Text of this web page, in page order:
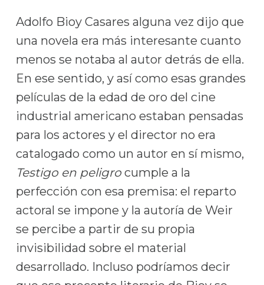
Adolfo Bioy Casares alguna vez dijo que
una novela era más interesante cuanto
menos se notaba al autor detrás de ella.
En ese sentido, y así como esas grandes
películas de la edad de oro del cine
industrial americano estaban pensadas
para los actores y el director no era
catalogado como un autor en sí mismo,
Testigo en peligrocumple a la
perfección con esa premisa: el reparto
actoral se impone y la autoría de Weir
se percibe a partir de su propia
invisibilidad sobre el material
desarrollado. Incluso podríamos decir